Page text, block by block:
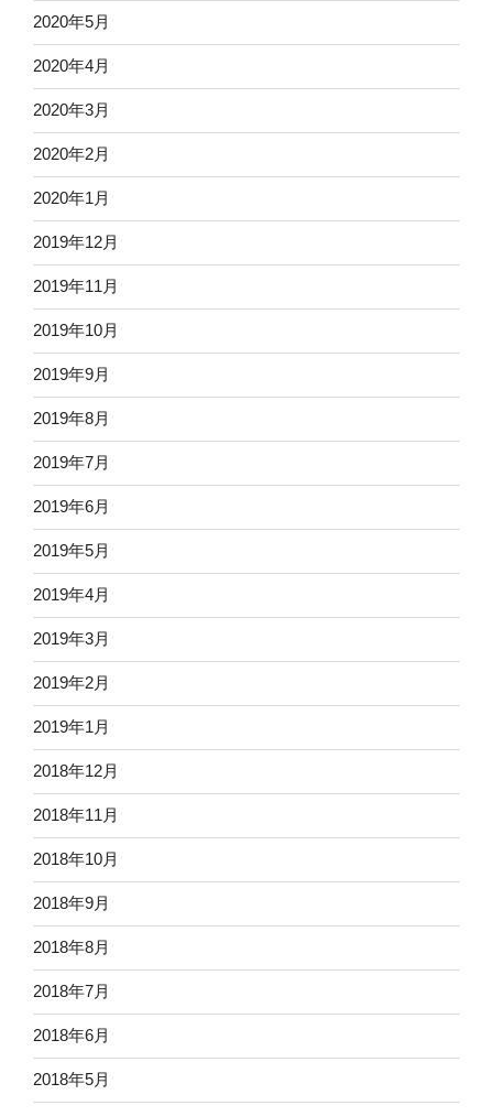
2020年5月
2020年4月
2020年3月
2020年2月
2020年1月
2019年12月
2019年11月
2019年10月
2019年9月
2019年8月
2019年7月
2019年6月
2019年5月
2019年4月
2019年3月
2019年2月
2019年1月
2018年12月
2018年11月
2018年10月
2018年9月
2018年8月
2018年7月
2018年6月
2018年5月